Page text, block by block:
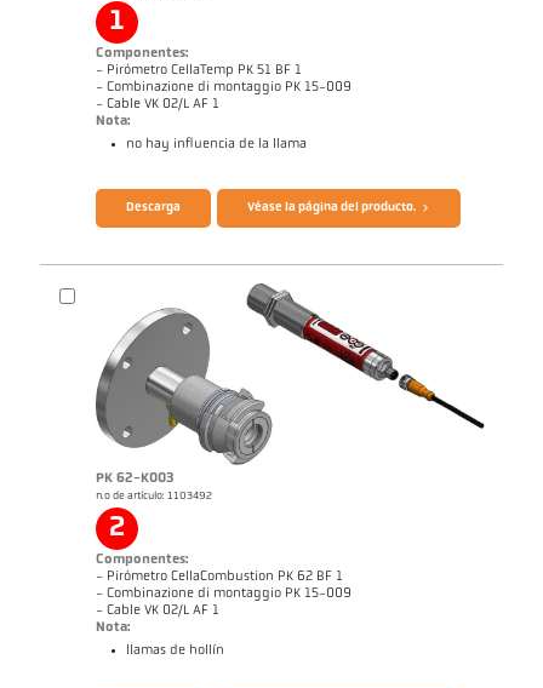
Informe técnico Medición óptica de
temperatura en instalaciones de
1
Componentes:
- Pirómetro CellaTemp PK 51 BF 1
- Combinazione di montaggio PK 15-009
- Cable VK 02/L AF 1
Nota:
no hay influencia de la llama
Folleto CellaTemp PK PKF PKL
Informe técnico Medición óptica de
temperatura en instalaciones de
combustión
Descarga Véase la página del producto.
PK 62-K003
n.o de artículo: 1103492
2
Componentes:
- Pirómetro CellaCombustion PK 62 BF 1
- Combinazione di montaggio PK 15-009
- Cable VK 02/L AF 1
Nota:
llamas de hollín